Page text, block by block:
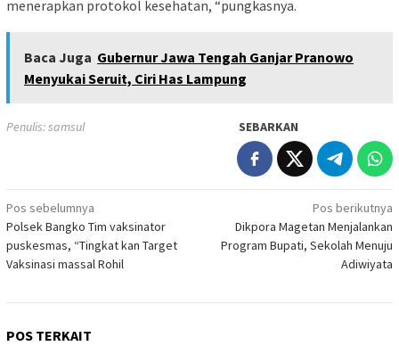
menerapkan protokol kesehatan, “pungkasnya.
Baca Juga Gubernur Jawa Tengah Ganjar Pranowo
Menyukai Seruit, Ciri Has Lampung
Penulis: samsul SEBARKAN
Navigasi
pos
Pos sebelumnya
Polsek Bangko Tim vaksinator
puskesmas, “Tingkat kan Target
Vaksinasi massal Rohil
Pos berikutnya
Dikpora Magetan Menjalankan
Program Bupati, Sekolah Menuju
Adiwiyata
POS TERKAIT